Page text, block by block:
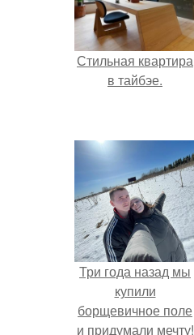
Стильная квартира
в тайбэе.
Три года назад мы
купили
борщевичное поле
и придумали мечту!